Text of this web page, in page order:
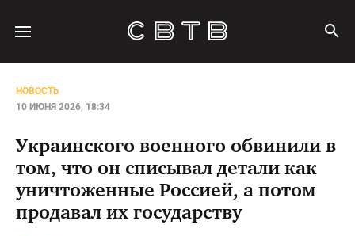
НОВОСТЬ
10 ИЮНЯ 2026, 18:34
Украинского военного обвинили в
том, что он списывал детали как
уничтоженные Россией, а потом
продавал их государству